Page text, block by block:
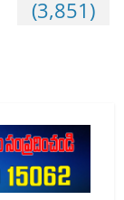
(3,851)